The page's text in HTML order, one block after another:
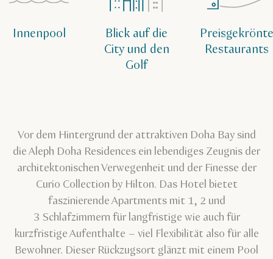
Innenpool
Blick auf die
City und den
Golf
Preisgekrönte
Restaurants
Vor dem Hintergrund der attraktiven Doha Bay sind
die Aleph Doha Residences ein lebendiges Zeugnis der
architektonischen Verwegenheit und der Finesse der
Curio Collection by Hilton. Das Hotel bietet
faszinierende Apartments mit 1, 2 und
3 Schlafzimmern für langfristige wie auch für
kurzfristige Aufenthalte – viel Flexibilität also für alle
Bewohner. Dieser Rückzugsort glänzt mit einem Pool